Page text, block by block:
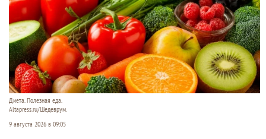
Диета. Полезная еда.
Altapress.ru/Шедеврум.
9 августа 2026 в 09:05